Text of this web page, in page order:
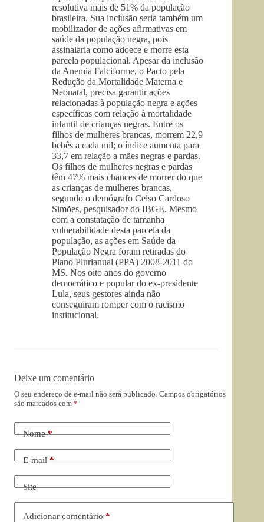
resolutiva mais de 51% da população
brasileira. Sua inclusão seria também um
mobilizador de ações afirmativas em
saúde da população negra, pois
assinalaria como adoece e morre esta
parcela populacional. Apesar da inclusão
da Anemia Falciforme, o Pacto pela
Redução da Mortalidade Materna e
Neonatal, precisa garantir ações
relacionadas à população negra e ações
específicas com relação à mortalidade
infantil de crianças negras. Entre os
filhos de mulheres brancas, morrem 22,9
bebês a cada mil; o índice aumenta para
33,7 em relação a mães negras e pardas.
Os filhos de mulheres negras e pardas
têm 47% mais chances de morrer do que
as crianças de mulheres brancas,
segundo o demógrafo Celso Cardoso
Simões, pesquisador do IBGE. Mesmo
com a constatação de tamanha
vulnerabilidade desta parcela da
população, as ações em Saúde da
População Negra foram retiradas do
Plano Plurianual (PPA) 2008-2011 do
MS. Nos oito anos do governo
democrático e popular do ex-presidente
Lula, seus gestores ainda não
conseguiram romper com o racismo
institucional.
Deixe um comentário
O seu endereço de e-mail não será publicado. Campos obrigatórios
são marcados com *
Nome*
E-mail*
Site
Adicionar comentário *